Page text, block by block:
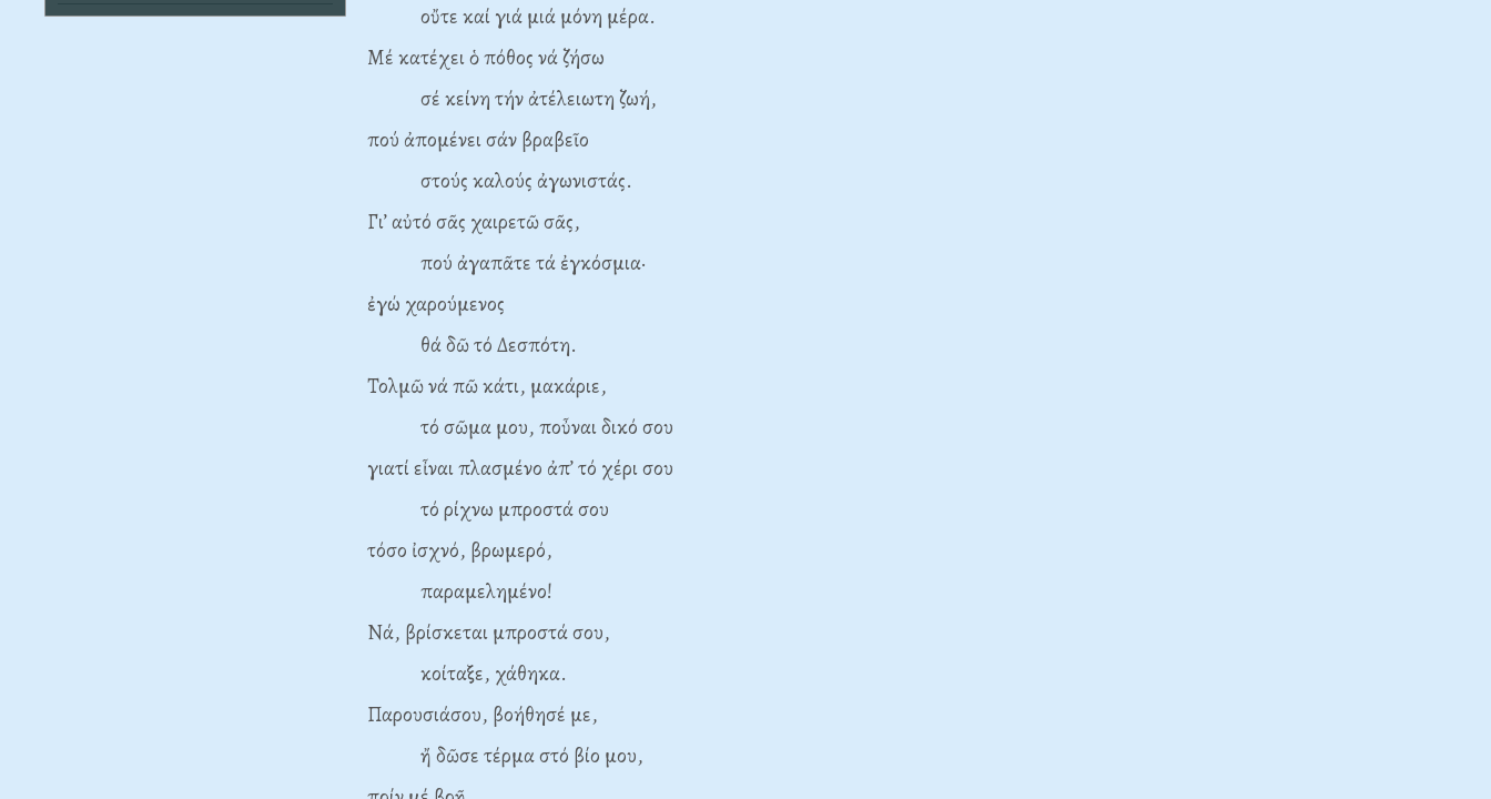
οὔτε καί γιά μιά μόνη μέρα.
Μέ κατέχει ὁ πόθος νά ζήσω
σέ κείνη τήν ἀτέλειωτη ζωή,
πού ἀπομένει σάν βραβεῖο
στούς καλούς ἀγωνιστάς.
Γι’ αὐτό σᾶς χαιρετῶ σᾶς,
πού ἀγαπᾶτε τά ἐγκόσμια·
ἐγώ χαρούμενος
θά δῶ τό Δεσπότη.
Τολμῶ νά πῶ κάτι, μακάριε,
τό σῶμα μου, ποὖναι δικό σου
γιατί εἶναι πλασμένο ἀπ’ τό χέρι σου
τό ρίχνω μπροστά σου
τόσο ἰσχνό, βρωμερό,
παραμελημένο!
Νά, βρίσκεται μπροστά σου,
κοίταξε, χάθηκα.
Παρουσιάσου, βοήθησέ με,
ἤ δῶσε τέρμα στό βίο μου,